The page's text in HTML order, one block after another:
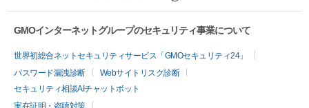
GMOインターネットグループのセキュリティ事業について
世界初総合ネットセキュリティサービス「GMOセキュリティ24」
パスワード漏洩診断
Webサイトリスク診断
セキュリティ相談AIチャットボット
実在証明・盗聴対策